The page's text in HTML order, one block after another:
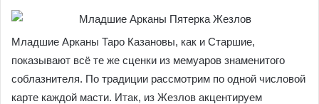
Младшие Арканы Таро Казановы, как и Старшие,
показывают всё те же сценки из мемуаров знаменитого
соблазнителя. По традиции рассмотрим по одной числовой
карте каждой масти. Итак, из Жезлов акцентируем